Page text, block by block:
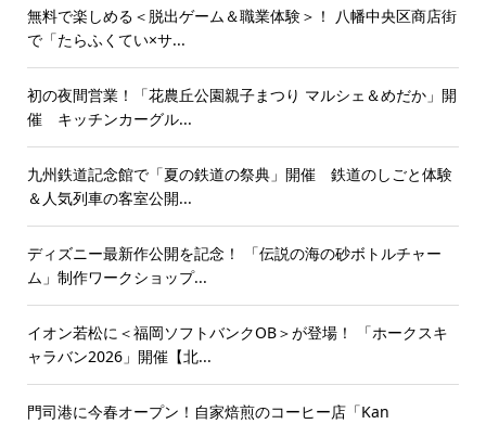
無料で楽しめる＜脱出ゲーム＆職業体験＞！ 八幡中央区商店街
で「たらふくてい×サ...
初の夜間営業！「花農丘公園親子まつり マルシェ＆めだか」開
催 キッチンカーグル...
九州鉄道記念館で「夏の鉄道の祭典」開催 鉄道のしごと体験
＆人気列車の客室公開...
ディズニー最新作公開を記念！ 「伝説の海の砂ボトルチャー
ム」制作ワークショップ...
イオン若松に＜福岡ソフトバンクOB＞が登場！ 「ホークスキ
ャラバン2026」開催【北...
門司港に今春オープン！自家焙煎のコーヒー店「Kan